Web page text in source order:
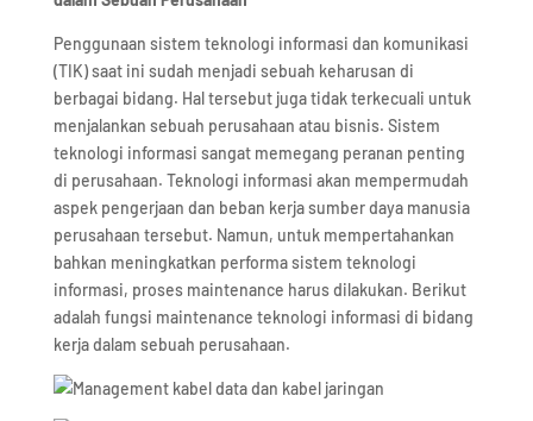
Penggunaan sistem teknologi informasi dan komunikasi
(TIK) saat ini sudah menjadi sebuah keharusan di
berbagai bidang. Hal tersebut juga tidak terkecuali untuk
menjalankan sebuah perusahaan atau bisnis. Sistem
teknologi informasi sangat memegang peranan penting
di perusahaan. Teknologi informasi akan mempermudah
aspek pengerjaan dan beban kerja sumber daya manusia
perusahaan tersebut. Namun, untuk mempertahankan
bahkan meningkatkan performa sistem teknologi
informasi, proses maintenance harus dilakukan. Berikut
adalah fungsi maintenance teknologi informasi di bidang
kerja dalam sebuah perusahaan.